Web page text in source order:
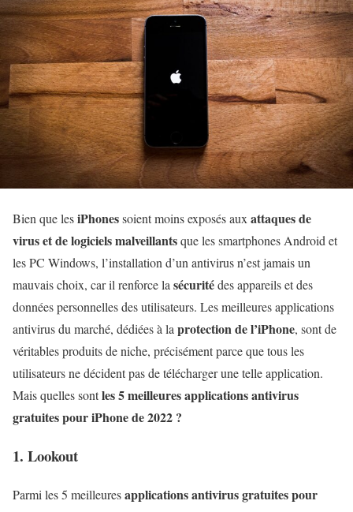
Bien que lesiPhonessoient moins exposés aux attaques de
virus et de logiciels malveillantsque les smartphones Android et
les PC Windows, l’installation d’un antivirus n’est jamais un
mauvais choix, car il renforce la sécuritédes appareils et des
données personnelles des utilisateurs. Les meilleures applications
antivirus du marché, dédiées à la protection de l’iPhone, sont de
véritables produits de niche, précisément parce que tous les
utilisateurs ne décident pas de télécharger une telle application.
Mais quelles sontles 5 meilleures applications antivirus
gratuites pour iPhone de 2022 ?
1. Lookout
Parmi les 5 meilleuresapplications antivirus gratuites pour